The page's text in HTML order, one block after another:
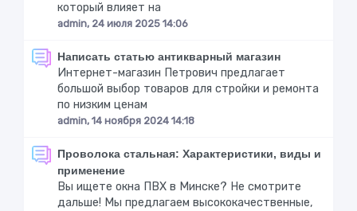
который влияет на
admin, 24 июля 2025 14:06
Написать статью антикварный магазин
Интернет-магазин Петрович предлагает
большой выбор товаров для стройки и ремонта
по низким ценам
admin, 14 ноября 2024 14:18
Проволока стальная: Характеристики, виды и
применение
Вы ищете окна ПВХ в Минске? Не смотрите
дальше! Мы предлагаем высококачественные,